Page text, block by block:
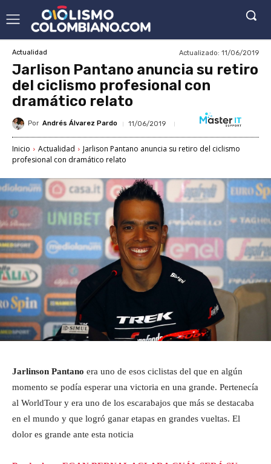
Actualidad Actualizado: 11/06/2019
Jarlison Pantano anuncia su retiro
del ciclismo profesional con
dramático relato
Por Andrés Álvarez Pardo 11/06/2019
Inicio Actualidad
Jarlison Pantano anuncia su retiro del ciclismo
profesional con dramático relato
Jarlinson Pantano era uno de esos ciclistas del que en algún
momento se podía esperar una victoria en una grande. Pertenecía
al WorldTour y era uno de los escarabajos que más se destacaba
en el mundo y que logró ganar etapas en grandes vueltas. El
dolor es grande ante esta noticia